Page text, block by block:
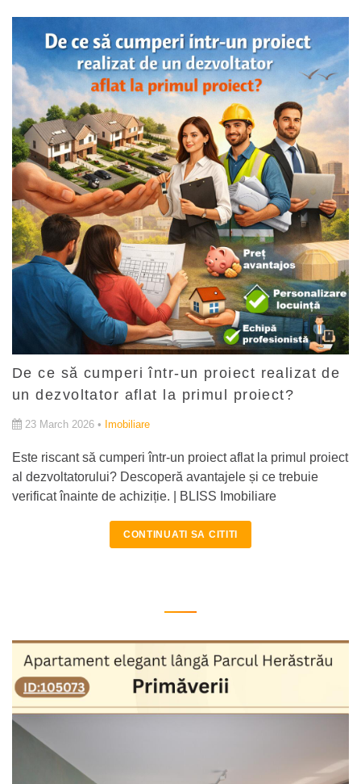
De ce să cumperi într-un proiect realizat de
un dezvoltator aflat la primul proiect?
23 March 2026 • Imobiliare
Este riscant să cumperi într-un proiect aflat la primul proiect
al dezvoltatorului? Descoperă avantajele și ce trebuie
verificat înainte de achiziție. | BLISS Imobiliare
CONTINUATI SA CITITI